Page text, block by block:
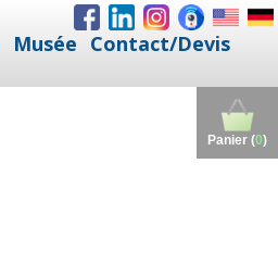
Musée Contact/Devis